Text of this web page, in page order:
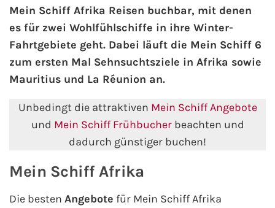
AIDA Kanaren & Madeira
AIDA Nordeuropa
AIDA Westeuropa
Mein Schiff Afrika Reisen buchbar, mit denen
es für zwei Wohlfühlschiffe in ihre Winter-
Fahrtgebiete geht. Dabei läuft die Mein Schiff 6
zum ersten Mal Sehnsuchtsziele in Afrika sowie
Mauritius und La Réunion an.
Unbedingt die attraktiven Mein Schiff Angebote
und Mein Schiff Frühbucherbeachten und
dadurch günstiger buchen!
Mein Schiff Afrika
Die besten Angebote für Mein Schiff Afrika